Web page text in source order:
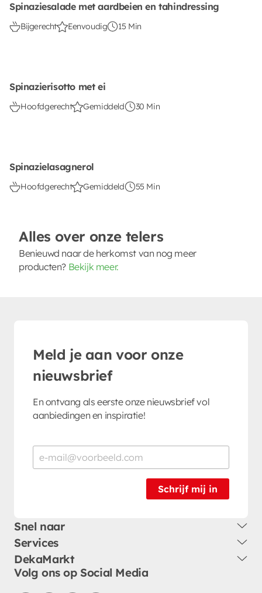
Spinaziesalade met aardbeien en tahindressing
Bijgerecht Eenvoudig 15 Min
Spinazierisotto met ei
Hoofdgerecht Gemiddeld 30 Min
Spinazielasagnerol
Hoofdgerecht Gemiddeld 55 Min
Alles over onze telers
Benieuwd naar de herkomst van nog meer
producten? Bekijk meer.
Meld je aan voor onze
nieuwsbrief
En ontvang als eerste onze nieuwsbrief vol
aanbiedingen en inspiratie!
Schrijf mij in
Snel naar
Services
DekaMarkt
Volg ons op Social Media